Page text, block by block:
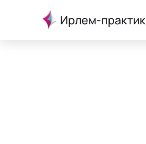
Ирлем-практик